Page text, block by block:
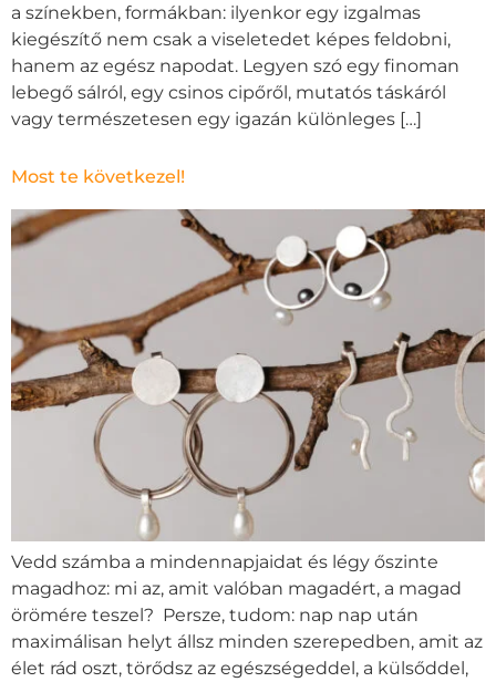
a színekben, formákban: ilyenkor egy izgalmas
kiegészítő nem csak a viseletedet képes feldobni,
hanem az egész napodat. Legyen szó egy finoman
lebegő sálról, egy csinos cipőről, mutatós táskáról
vagy természetesen egy igazán különleges […]
Most te következel!
Vedd számba a mindennapjaidat és légy őszinte
magadhoz: mi az, amit valóban magadért, a magad
örömére teszel? Persze, tudom: nap nap után
maximálisan helyt állsz minden szerepedben, amit az
élet rád oszt, törődsz az egészségeddel, a külsőddel,